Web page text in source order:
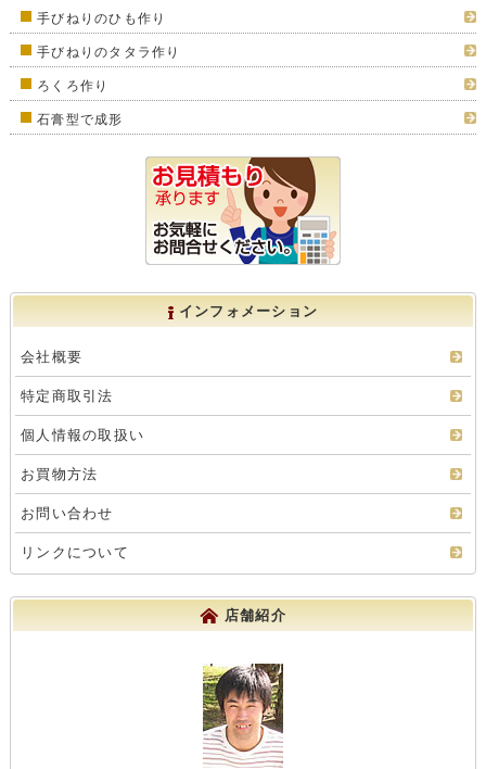
手びねりのひも作り
手びねりのタタラ作り
ろくろ作り
石膏型で成形
インフォメーション
会社概要
特定商取引法
個人情報の取扱い
お買物方法
お問い合わせ
リンクについて
店舗紹介